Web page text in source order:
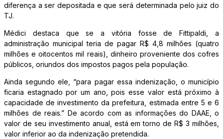
diferença a ser depositada e que será determinada pelo juiz do
TJ.
Médici destaca que se a vitória fosse de Fittipaldi, a
administração municipal teria de pagar R$ 4,8 milhões (quatro
milhões e oitocentos mil reais), dinheiro proveniente dos cofres
públicos, oriundos dos impostos pagos pela população.
Ainda segundo ele, “para pagar essa indenização, o município
ficaria estagnado por um ano, pois esse valor está próximo à
capacidade de investimento da prefeitura, estimada entre 5 e 6
milhões de reais.” De acordo com as informações do DAAE, o
valor de seu investimento anual, está em torno de R$ 3 milhões,
valor inferior ao da indenização pretendida.